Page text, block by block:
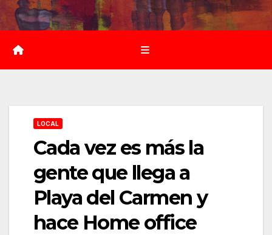
Saltar
al
contenido
LOCAL
Cada vez es más la
gente que llega a
Playa del Carmen y
hace Home office